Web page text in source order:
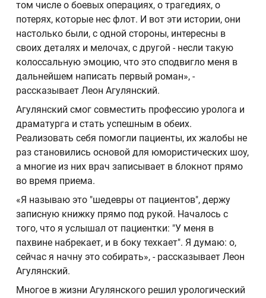
том числе о боевых операциях, о трагедиях, о
потерях, которые нес флот. И вот эти истории, они
настолько были, с одной стороны, интересны в
своих деталях и мелочах, с другой - несли такую
колоссальную эмоцию, что это сподвигло меня в
дальнейшем написать первый роман», -
рассказывает Леон Агулянский.
Агулянский смог совместить профессию уролога и
драматурга и стать успешным в обеих.
Реализовать себя помогли пациенты, их жалобы не
раз становились основой для юмористических шоу,
а многие из них врач записывает в блокнот прямо
во время приема.
«Я называю это "шедевры от пациентов", держу
записную книжку прямо под рукой. Началось с
того, что я услышал от пациентки: "У меня в
пахвине набрекает, и в боку техкает". Я думаю: о,
сейчас я начну это собирать», - рассказывает Леон
Агулянский.
Многое в жизни Агулянского решил урологический